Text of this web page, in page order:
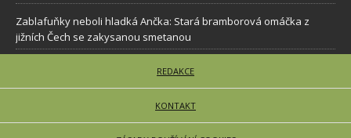
Zablafuňky neboli hladká Ančka: Stará bramborová omáčka z
jižních Čech se zakysanou smetanou
REDAKCE
KONTAKT